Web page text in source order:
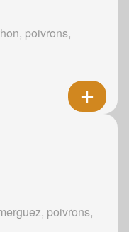
poivrons,
poivrons,